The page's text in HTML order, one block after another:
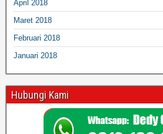
April 2018
Maret 2018
Februari 2018
Januari 2018
Hubungi Kami